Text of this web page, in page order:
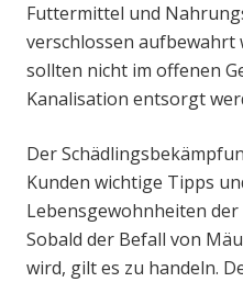
Futtermittel und
verschlossen
sollten nicht im offenen
Kanalisation entsorgt
Der
Kunden wichtige Tipps
Lebensgewohnheiten
Sobald der Befall von
wird, gilt es zu handeln.